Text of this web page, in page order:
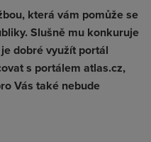
která vám pomůže se
Slušně mu konkuruje
dobré využít portál
s portálem atlas.cz,
Vás také nebude